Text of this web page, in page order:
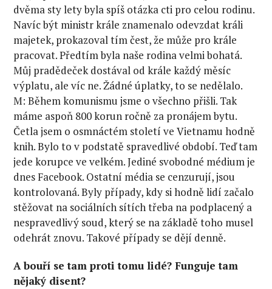
dvěma sty lety byla spíš otázka cti pro celou rodinu.
Navíc být ministr krále znamenalo odevzdat králi
majetek, prokazoval tím čest, že může pro krále
pracovat. Předtím byla naše rodina velmi bohatá.
Můj pradědeček dostával od krále každý měsíc
výplatu, ale víc ne. Žádné úplatky, to se nedělalo.
M: Během komunismu jsme o všechno přišli. Tak
máme aspoň 800 korun ročně za pronájem bytu.
Četla jsem o osmnáctém století ve Vietnamu hodně
knih. Bylo to v podstatě spravedlivé období. Teď tam
jede korupce ve velkém. Jediné svobodné médium je
dnes Facebook. Ostatní média se cenzurují, jsou
kontrolovaná. Byly případy, kdy si hodně lidí začalo
stěžovat na sociálních sítích třeba na podplacený a
nespravedlivý soud, který se na základě toho musel
odehrát znovu. Takové případy se dějí denně.
A bouří se tam proti tomu lidé? Funguje tam
nějaký disent?